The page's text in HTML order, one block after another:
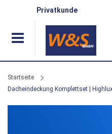
Privatkunde
Startseite
Dacheindeckung Komplettset |